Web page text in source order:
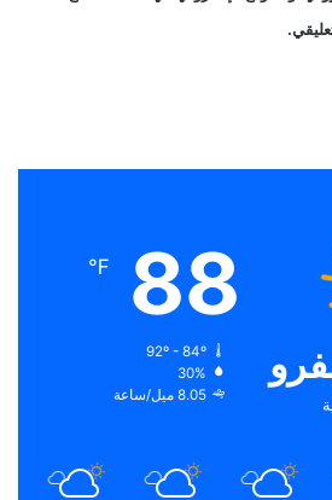
88
℉
92º - 84º
30%
8.05 ميل/ساعة